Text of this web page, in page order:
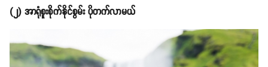
(၂) အာရုံစူးစိုက်နိုင်စွမ်း ပိုတက်လာမယ်